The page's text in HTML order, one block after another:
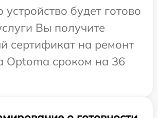
устройство будет готово
Вы получите
сертификат на ремонт
Optoma сроком на 36